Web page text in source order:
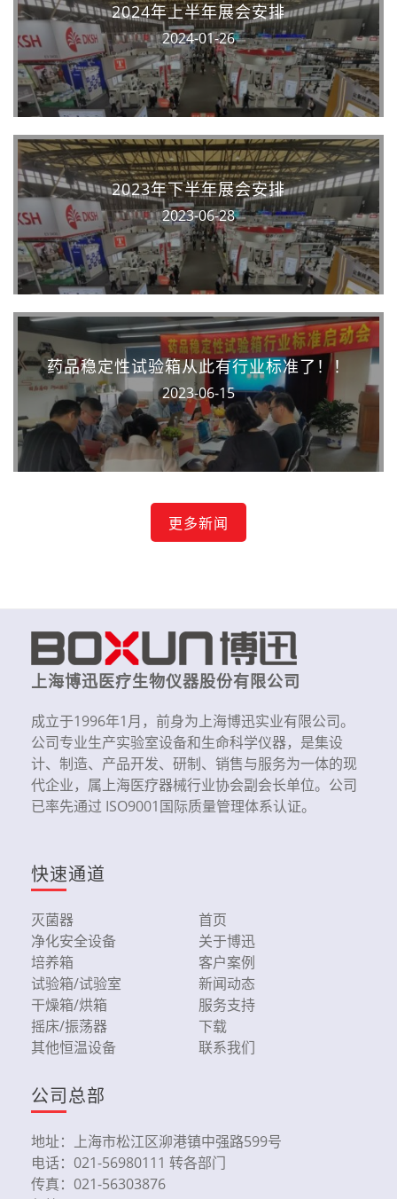
2024年上半年展会安排
2024-01-26
2023年下半年展会安排
2023-06-28
药品稳定性试验箱从此有行业标准了！！
2023-06-15
更多新闻
上海博迅医疗生物仪器股份有限公司
成立于1996年1月，前身为上海博迅实业有限公司。
公司专业生产实验室设备和生命科学仪器，是集设
计、制造、产品开发、研制、销售与服务为一体的现
代企业，属上海医疗器械行业协会副会长单位。公司
已率先通过 ISO9001国际质量管理体系认证。
快速通道
灭菌器
净化安全设备
培养箱
试验箱/试验室
干燥箱/烘箱
摇床/振荡器
其他恒温设备
首页
关于博迅
客户案例
新闻动态
服务支持
下载
联系我们
公司总部
地址：上海市松江区泖港镇中强路599号
电话：021-56980111 转各部门
传真：021-56303876